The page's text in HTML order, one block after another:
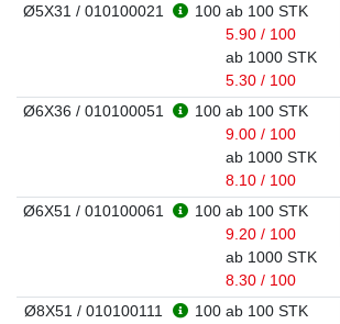
Ø5X31 / 010100021 100 ab 100 STK
5.90 / 100
ab 1000 STK
5.30 / 100
Ø6X36 / 010100051
100 ab 100 STK
9.00 / 100
ab 1000 STK
8.10 / 100
Ø6X51 / 010100061
100 ab 100 STK
9.20 / 100
ab 1000 STK
8.30 / 100
Ø8X51 / 010100111
100 ab 100 STK